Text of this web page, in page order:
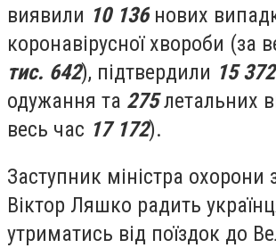
виявили 10 136нових
коронавірусної хвороби (за
тис. 642), підтвердили 15 372
одужання та 275летальних
весь час 17 172).
Заступник міністра охорони
Віктор Ляшко радить
утриматись від поїздок до